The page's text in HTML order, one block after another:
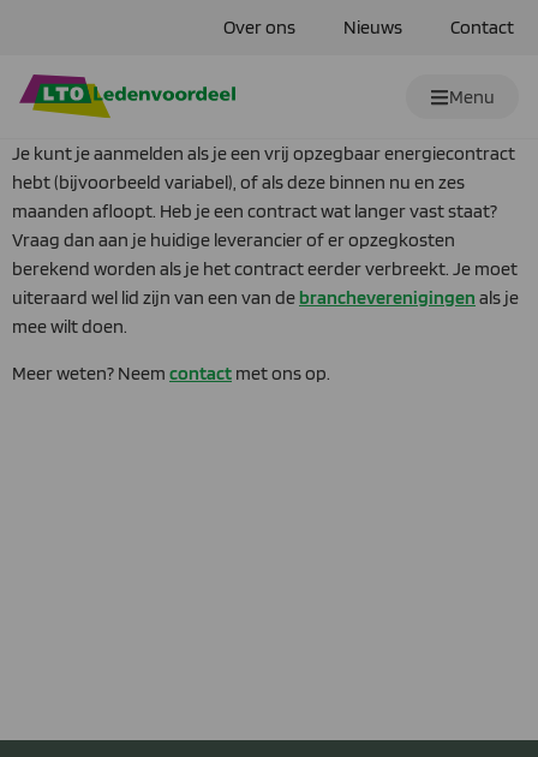
Over ons Nieuws Contact
Menu
Je kunt je aanmelden als je een vrij opzegbaar energiecontract
hebt (bijvoorbeeld variabel), of als deze binnen nu en zes
maanden afloopt. Heb je een contract wat langer vast staat?
Vraag dan aan je huidige leverancier of er opzegkosten
berekend worden als je het contract eerder verbreekt. Je moet
uiteraard wel lid zijn van een van de brancheverenigingen als je
mee wilt doen.
Meer weten? Neem contact met ons op.